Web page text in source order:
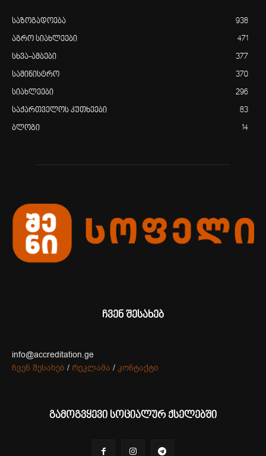
საზოგადოება 938
აგრო სიახლეები 471
სხვა-ამბები 377
სამინისტრო 370
სიახლეები 296
საქართველოს კუთხეები 83
ბლოგი 14
ჩვენ შესახებ
info@accreditation.ge
ჩვენ შესახებ / რეკლამა / კონტაქტი
გამოგვყევი სოციალურ ქსელებში